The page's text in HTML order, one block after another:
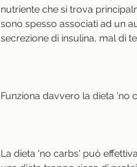
nutriente che si trova
sono spesso associati ad un
secrezione di insulina, mal di
Funziona davvero la dieta 'no
La dieta 'no carbs' può